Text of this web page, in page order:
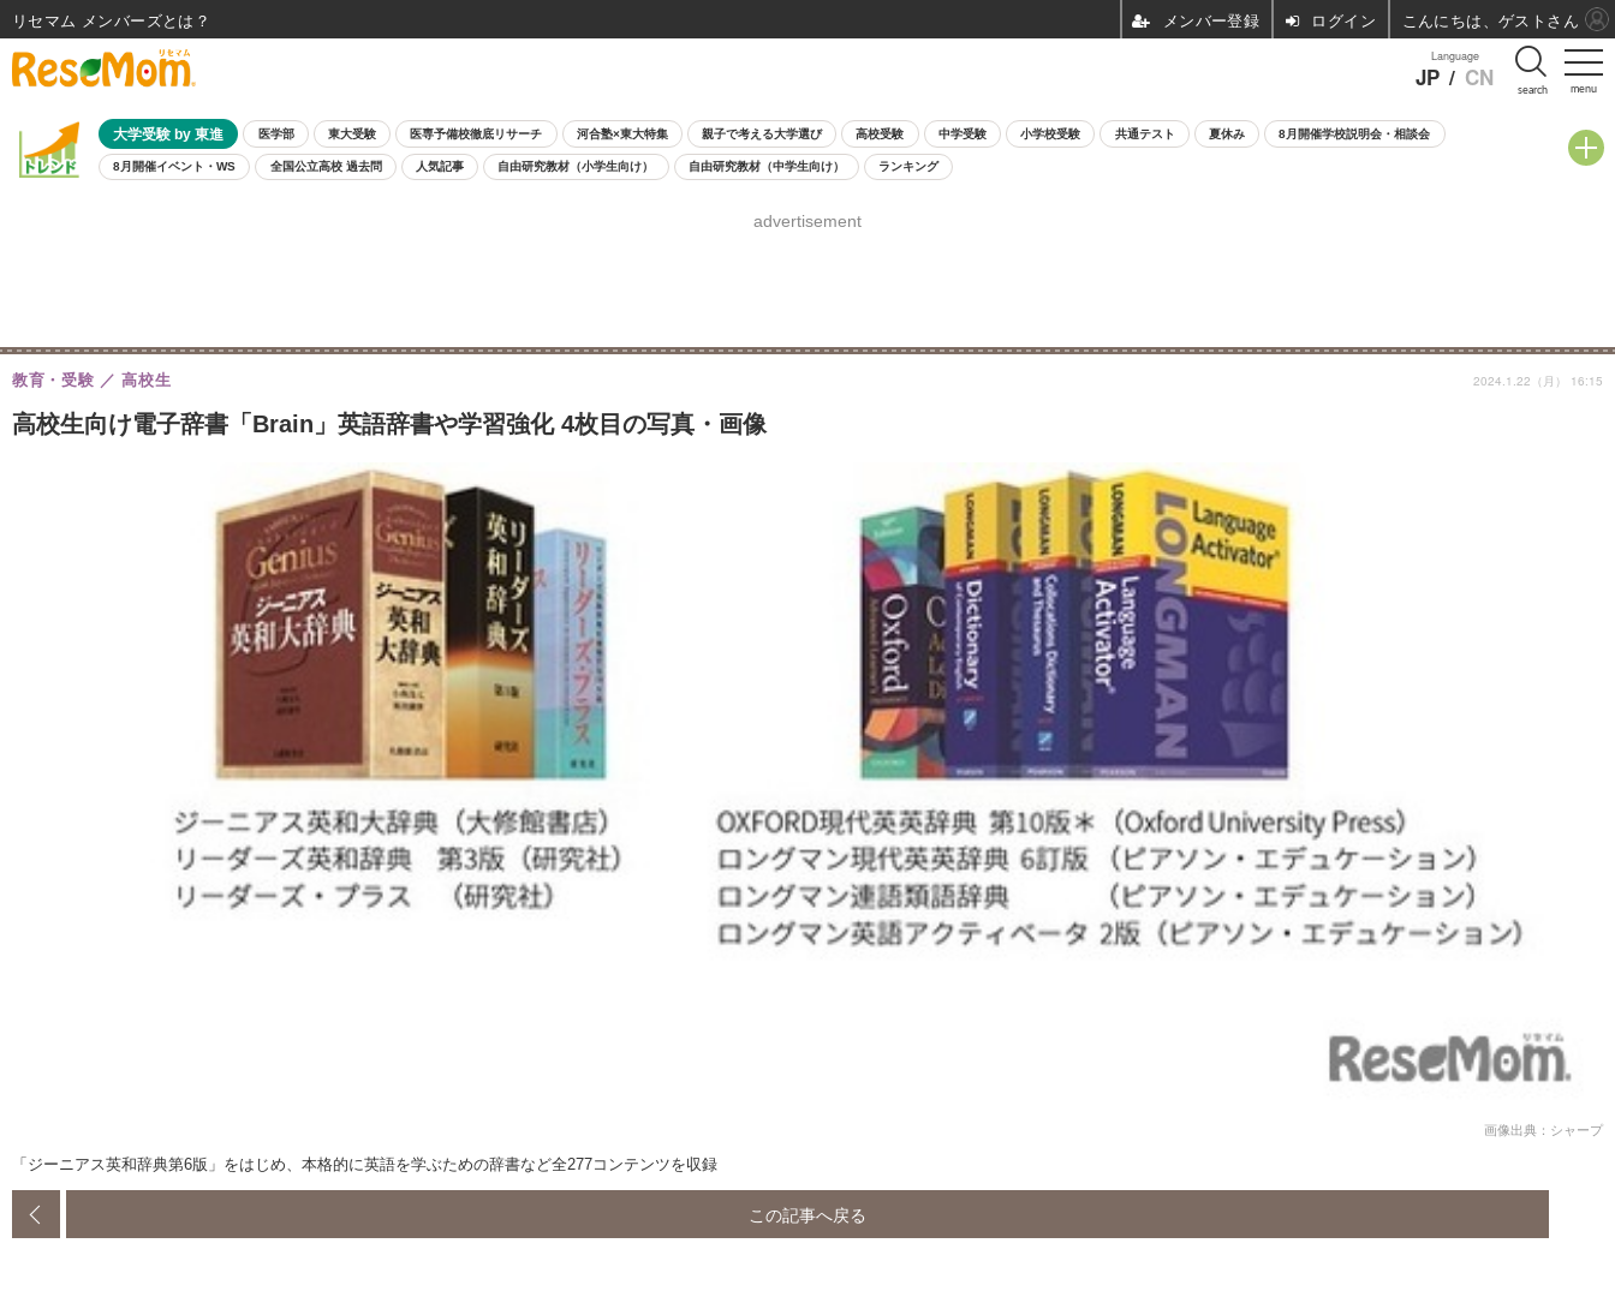
menu
Language
JP / CN search
大学受験 by 東進 医学部 東大受験 医専予備校徹底リサーチ 河合塾×東大特集 親子で考える大学選び 高校受験 中学受験 小学校受験 共通テスト 夏休み 8月開催学校説明会・相談会
8月開催イベント・WS 全国公立高校 過去問 人気記事 自由研究教材（小学生向け） 自由研究教材（中学生向け） ランキング
advertisement
高校生向け電子辞書「Brain」英語辞書や学習強化 4枚目の写真・画像
教育・受験 高校生 2024.1.22（月） 16:15
画像出典：シャープ
「ジーニアス英和辞典第6版」をはじめ、本格的に英語を学ぶための辞書など全277コンテンツを収録
この記事へ戻る
リセマム メンバーズ ログイン こんにちは、ゲストさん